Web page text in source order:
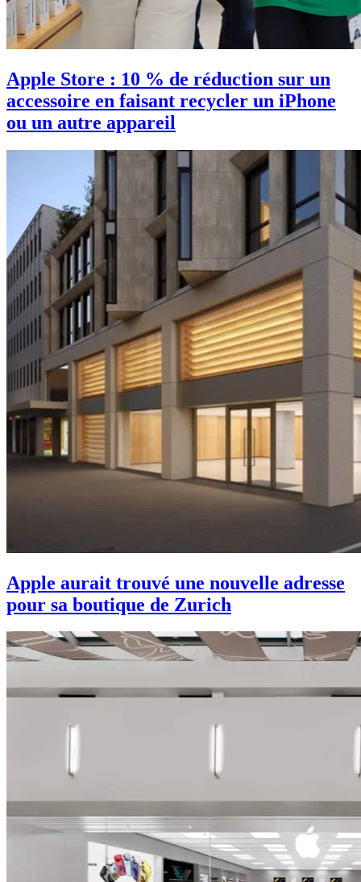
Apple Store : 10 % de réduction sur un
accessoire en faisant recycler un iPhone
ou un autre appareil
Apple aurait trouvé une nouvelle adresse
pour sa boutique de Zurich